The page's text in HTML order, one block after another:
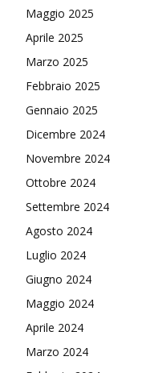
Maggio 2025
Aprile 2025
Marzo 2025
Febbraio 2025
Gennaio 2025
Dicembre 2024
Novembre 2024
Ottobre 2024
Settembre 2024
Agosto 2024
Luglio 2024
Giugno 2024
Maggio 2024
Aprile 2024
Marzo 2024